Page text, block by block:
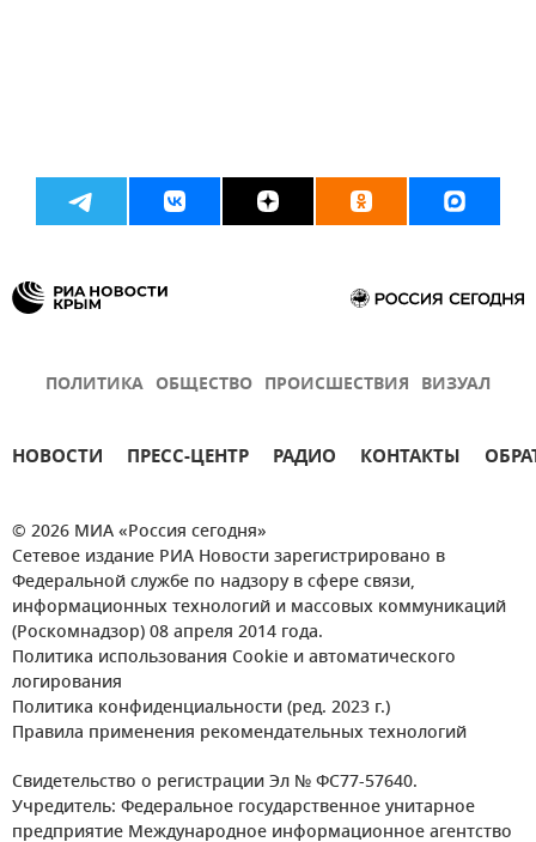
ПОЛИТИКА ОБЩЕСТВО ПРОИСШЕСТВИЯ ВИЗУАЛ
НОВОСТИ ПРЕСС-ЦЕНТР РАДИО КОНТАКТЫ
© 2026 МИА «Россия сегодня»
Сетевое издание РИА Новости зарегистрировано в
Федеральной службе по надзору в сфере связи,
информационных технологий и массовых коммуникаций
(Роскомнадзор) 08 апреля 2014 года.
Политика использования Cookie и автоматического
логирования
Политика конфиденциальности (ред. 2023 г.)
Правила применения рекомендательных технологий
Свидетельство о регистрации Эл № ФС77-57640.
Учредитель: Федеральное государственное унитарное
предприятие Международное информационное агентство